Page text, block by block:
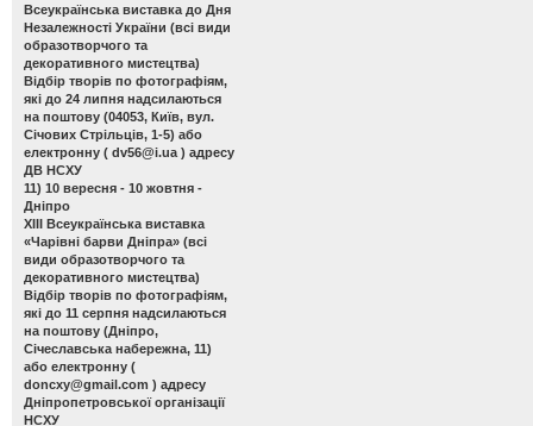
Всеукраїнська виставка до Дня
Незалежності України (всі види
образотворчого та
декоративного мистецтва)
Відбір творів по фотографіям,
які до 24 липня надсилаються
на поштову (04053, Київ, вул.
Січових Стрільців, 1-5) або
електронну ( dv56@i.ua ) адресу
ДВ НСХУ
11) 10 вересня - 10 жовтня -
Дніпро
ХІІІ Всеукраїнська виставка
«Чарівні барви Дніпра» (всі
види образотворчого та
декоративного мистецтва)
Відбір творів по фотографіям,
які до 11 серпня надсилаються
на поштову (Дніпро,
Січеславська набережна, 11)
або електронну (
doncxy@gmail.com ) адресу
Дніпропетровської організації
НСХУ